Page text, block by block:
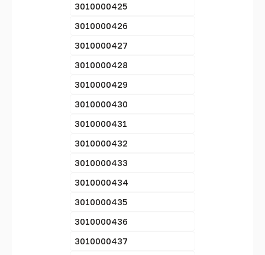
3010000425
3010000426
3010000427
3010000428
3010000429
3010000430
3010000431
3010000432
3010000433
3010000434
3010000435
3010000436
3010000437